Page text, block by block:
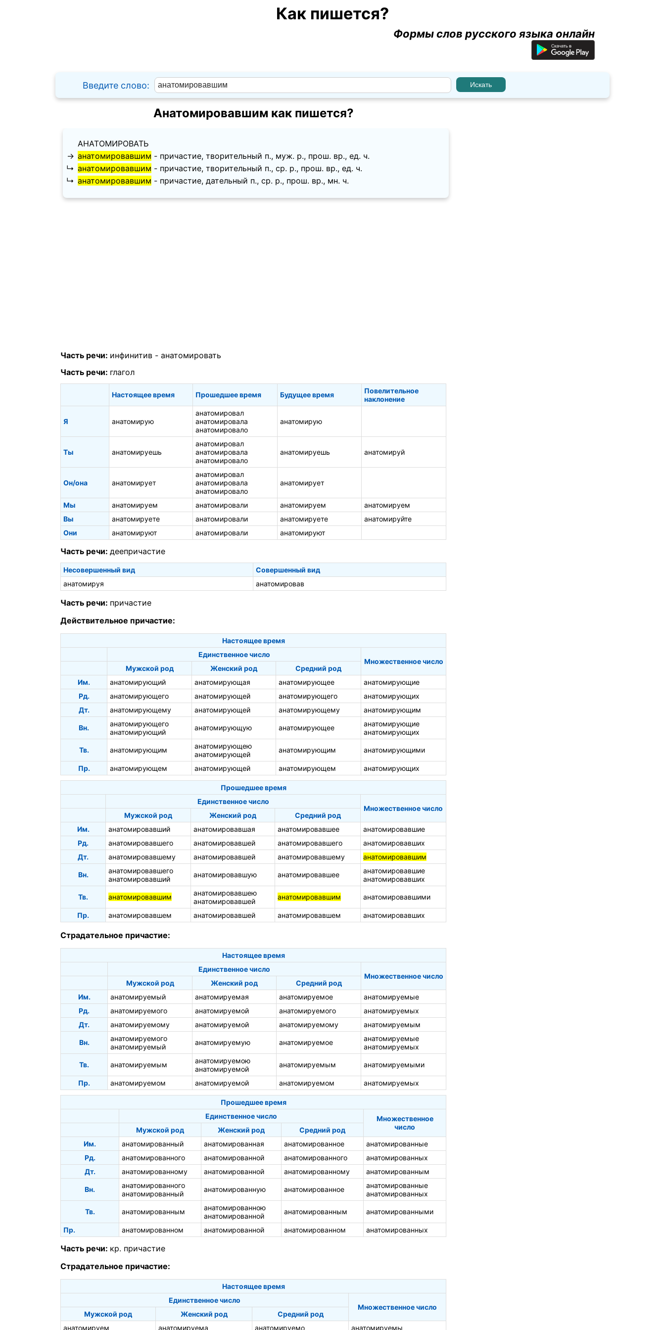
Как пишется?
Формы слов русского языка онлайн
Введите слово:
Анатомировавшим как пишется?
АНАТОМИРОВАТЬ
→ анатомировавшим - причастие, творительный п., муж. p., прош. вр., ед. ч.
↳ анатомировавшим - причастие, творительный п., ср. p., прош. вр., ед. ч.
↳ анатомировавшим - причастие, дательный п., ср. p., прош. вр., мн. ч.
Часть речи: инфинитив - анатомировать
Часть речи: глагол
Настоящее время Прошедшее время Будущее время
Повелительное
наклонение
Я анатомирую
анатомировал
анатомировала
анатомировало
анатомирую
Ты анатомируешь
анатомировал
анатомировала
анатомировало
анатомируешь анатомируй
Он/она анатомирует
анатомировал
анатомировала
анатомировало
анатомирует
Мы анатомируем анатомировали анатомируем
анатомируем
Вы
анатомируете анатомировали анатомируете
анатомируйте
Они
анатомируют анатомировали анатомируют
Часть речи: деепричастие
Несовершенный вид
Совершенный вид
анатомируя
анатомировав
Часть речи: причастие
Действительное причастие:
Настоящее время
Единственное число
Множественное число
Мужской род
Женский род
Средний род
Им.
анатомирующий анатомирующая анатомирующее
анатомирующие
Рд.
анатомирующего анатомирующей анатомирующего
анатомирующих
Дт.
анатомирующему анатомирующей анатомирующему анатомирующим
Вн.
анатомирующего
анатомирующий
анатомирующую анатомирующее
анатомирующие
анатомирующих
Тв. анатомирующим
анатомирующею
анатомирующей
анатомирующим анатомирующими
Пр. анатомирующем анатомирующей анатомирующем анатомирующих
Прошедшее время
Единственное число
Множественное число
Мужской род
Женский род
Средний род
Им.
анатомировавший анатомировавшая анатомировавшее
анатомировавшие
Рд.
анатомировавшего анатомировавшей анатомировавшего
анатомировавших
Дт.
анатомировавшему анатомировавшей анатомировавшему анатомировавшим
Вн.
анатомировавшего
анатомировавший
анатомировавшую анатомировавшее
анатомировавшие
анатомировавших
Тв. анатомировавшим
анатомировавшею
анатомировавшей
анатомировавшим анатомировавшими
Пр. анатомировавшем анатомировавшей анатомировавшем анатомировавших
Страдательное причастие:
Настоящее время
Единственное число
Множественное число
Мужской род
Женский род
Средний род
Им.
анатомируемый анатомируемая анатомируемое
анатомируемые
Рд.
анатомируемого анатомируемой анатомируемого
анатомируемых
Дт.
анатомируемому анатомируемой анатомируемому анатомируемым
Вн.
анатомируемого
анатомируемый
анатомируемую анатомируемое
анатомируемые
анатомируемых
Тв. анатомируемым
анатомируемою
анатомируемой
анатомируемым анатомируемыми
Пр. анатомируемом анатомируемой анатомируемом анатомируемых
Прошедшее время
Единственное число
Множественное
число
Мужской род Женский род
Средний род
Им.
анатомированный анатомированная анатомированное
анатомированные
Рд.
анатомированного анатомированной анатомированного
анатомированных
Дт.
анатомированному анатомированной анатомированному анатомированным
Вн.
анатомированного
анатомированный
анатомированную анатомированное
анатомированные
анатомированных
Тв. анатомированным
анатомированною
анатомированной
анатомированным анатомированными
Пр. анатомированном анатомированной анатомированном анатомированных
Часть речи: кр. причастие
Страдательное причастие:
Настоящее время
Единственное число
Множественное число
Мужской род
Женский род
Средний род
анатомируем
анатомируема анатомируемо анатомируемы